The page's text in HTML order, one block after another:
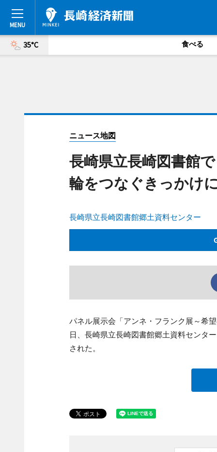
35°C 食べる
ニュース地図
長崎県立長崎図書館
輪をつなぐきっかけ
長崎県立長崎図書館郷土資料センター
パネル展示会「アンネ・フランク展～希
日、長崎県立長崎図書館郷土資料センタ
された。